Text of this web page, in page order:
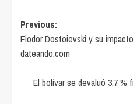
Post
navigation
Previous:
Fiodor Dostoievski y su
dateando.com
El bolívar se devaluó 3,7